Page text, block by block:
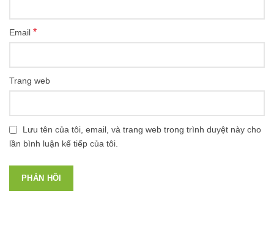
Email *
Trang web
Lưu tên của tôi, email, và trang web trong trình duyệt này cho
lần bình luận kế tiếp của tôi.